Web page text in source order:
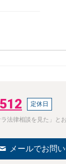
定休日
法律相談を見た」と
メールでお問